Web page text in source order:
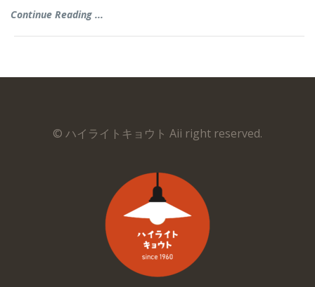
Continue Reading ...
© ハイライトキョウト Aii right reserved.